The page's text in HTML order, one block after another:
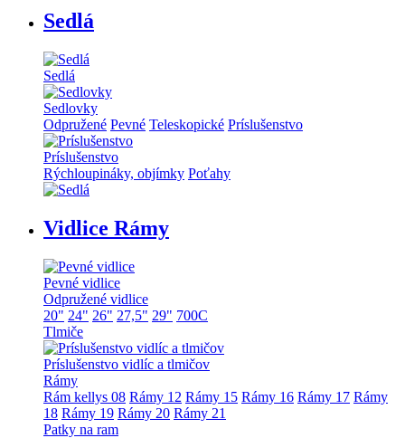
Sedlá
Sedlá
Sedlovky
Odpružené Pevné Teleskopické Príslušenstvo
Príslušenstvo
Rýchloupináky, objímky Poťahy
Vidlice Rámy
Pevné vidlice
Odpružené vidlice
20" 24" 26" 27,5" 29" 700C
Tlmiče
Príslušenstvo vidlíc a tlmičov
Rámy
Rám kellys 08 Rámy 12 Rámy 15 Rámy 16 Rámy 17 Rámy
18 Rámy 19 Rámy 20 Rámy 21
Patky na ram